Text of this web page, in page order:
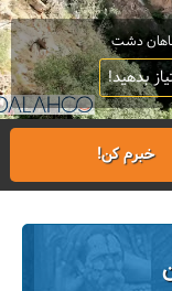
دشت
بدهید!
خبرم کن!